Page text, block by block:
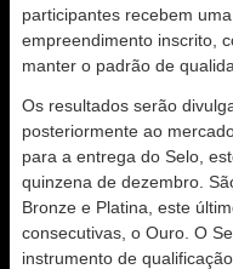
participantes recebem
empreendimento inscrito,
manter o padrão de
Os resultados serão
posteriormente ao
para a entrega do Selo,
quinzena de dezembro.
Bronze e Platina, este
consecutivas, o Ouro. O
instrumento de